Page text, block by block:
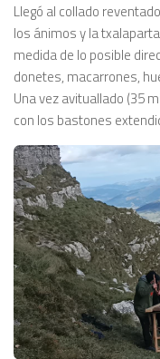
Llegó al collado
los ánimos y la
medida de lo posible
donetes, macarrones,
Una vez avituallado (35
con los bastones